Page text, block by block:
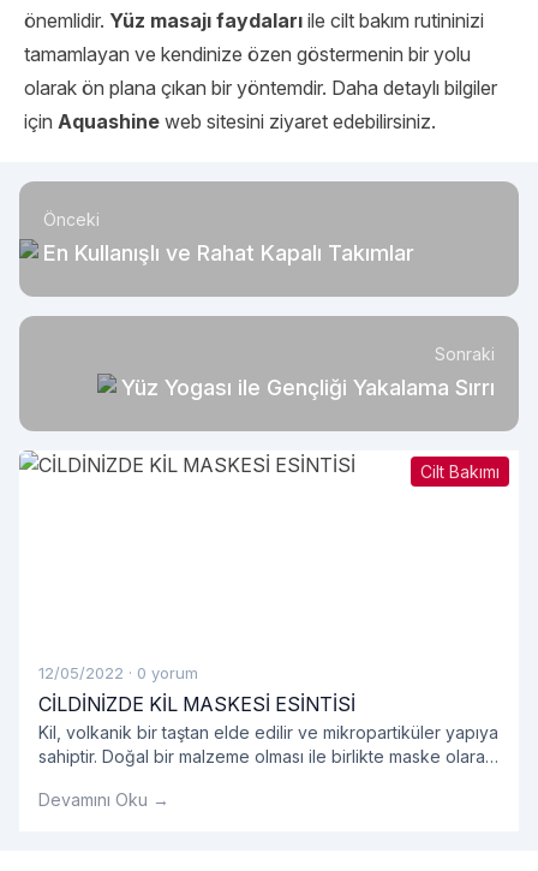
önemlidir. Yüz masajı faydaları ile cilt bakım rutininizi
tamamlayan ve kendinize özen göstermenin bir yolu
olarak ön plana çıkan bir yöntemdir. Daha detaylı bilgiler
için Aquashine web sitesini ziyaret edebilirsiniz.
Önceki
En Kullanışlı ve Rahat Kapalı Takımlar
Sonraki
Yüz Yogası ile Gençliği Yakalama Sırrı
Cilt Bakımı
12/05/2022 · 0 yorum
CİLDİNİZDE KİL MASKESİ ESİNTİSİ
Kil, volkanik bir taştan elde edilir ve mikropartiküler yapıya
sahiptir. Doğal bir malzeme olması ile birlikte maske olarak
Devamını Oku →